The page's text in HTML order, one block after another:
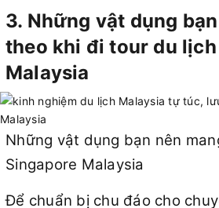
3. Những vật dụng
theo khi đi tour du
Malaysia
Những vật dụng bạn nên
Singapore Malaysia
Để chuẩn bị chu đáo cho